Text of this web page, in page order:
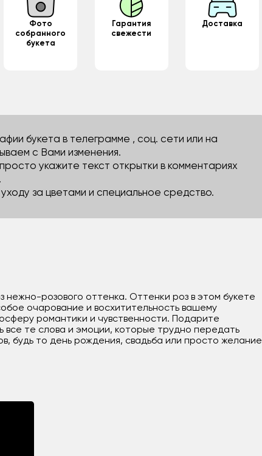
Фото
собранного
букета
Гарантия
свежести
Доставка
букета в телеграмме , соц. сети или на
с Вами изменения.
укажите текст открытки в комментариях
за цветами и специальное средство.
розового оттенка. Оттенки роз в этом букете
очарование и восхитительность вашему
романтики и чувственности. Подарите
все те слова и эмоции, которые трудно передать
будь то день рождения, свадьба или просто желание